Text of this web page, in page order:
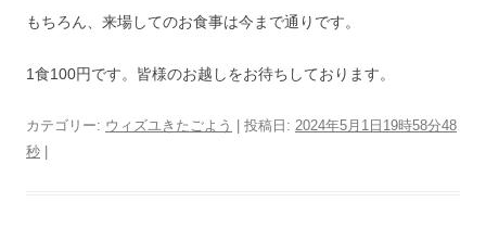
もちろん、来場してのお食事は今まで通りです。
1食100円です。皆様のお越しをお待ちしております。
カテゴリー: ウィズユきたごよう | 投稿日: 2024年5月1日19時58分48
秒